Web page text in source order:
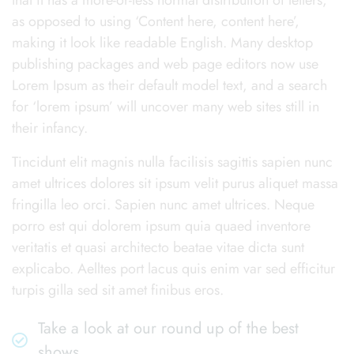
as opposed to using ‘Content here, content here’,
making it look like readable English. Many desktop
publishing packages and web page editors now use
Lorem Ipsum as their default model text, and a search
for ‘lorem ipsum’ will uncover many web sites still in
their infancy.
Tincidunt elit magnis nulla facilisis sagittis sapien nunc
amet ultrices dolores sit ipsum velit purus aliquet massa
fringilla leo orci. Sapien nunc amet ultrices. Neque
porro est qui dolorem ipsum quia quaed inventore
veritatis et quasi architecto beatae vitae dicta sunt
explicabo. Aelltes port lacus quis enim var sed efficitur
turpis gilla sed sit amet finibus eros.
Take a look at our round up of the best